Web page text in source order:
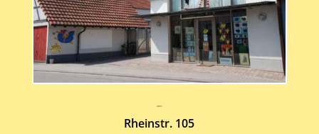
Rheinstr. 105